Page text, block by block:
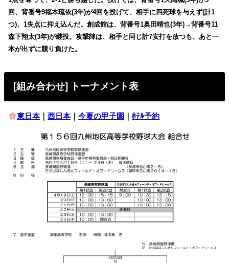
回、背番号9福本琉依(3年)が4回を投げて、相手に四死球を与えず(計1
つ)、1失点に抑え込んだ。創成館は、背番号1奥田晴也(3年)→背番号11
森下翔太(3年)が継投。攻撃陣は、相手と同じ計7安打を放つも、あと一
本が出ずに競り負けた。
[組み合わせ] トーナメント表
東日本｜西日本｜今夏の甲子園 ｜ﾎﾃﾙ予約